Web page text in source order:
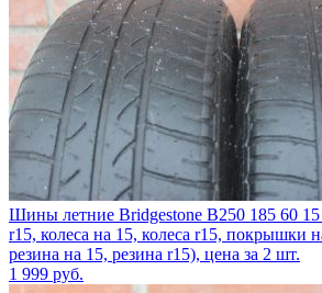
Шины летние Bridgestone B250 185 60
r15, колеса на 15, колеса r15, покрышки
резина на 15, резина r15), цена за 2 шт.
1 999 руб.